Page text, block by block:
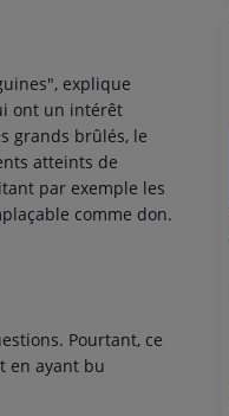
explique
ont un intérêt
grands brûlés, le
atteints de
par exemple les
comme don.
Pourtant, ce
en ayant bu